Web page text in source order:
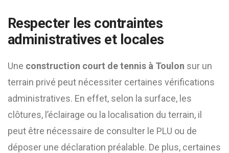
Respecter les contraintes
administratives et locales
Une construction court de tennis à Toulon sur un
terrain privé peut nécessiter certaines vérifications
administratives. En effet, selon la surface, les
clôtures, l’éclairage ou la localisation du terrain, il
peut être nécessaire de consulter le PLU ou de
déposer une déclaration préalable. De plus, certaines